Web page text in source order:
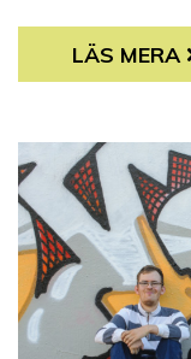
LÄS MERA